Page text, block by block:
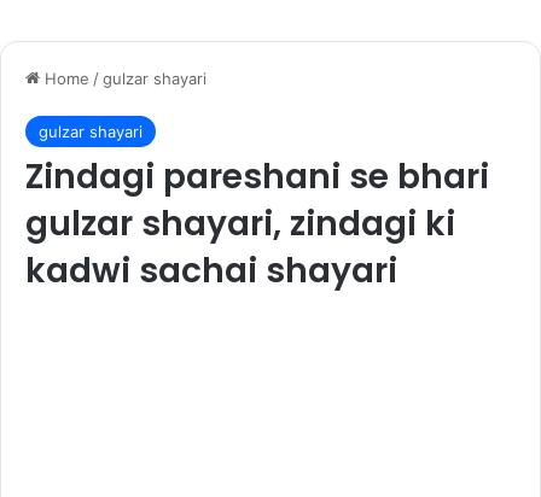
Home /gulzar shayari
gulzar shayari
Zindagi pareshani se bhari
gulzar shayari, zindagi ki
kadwi sachai shayari